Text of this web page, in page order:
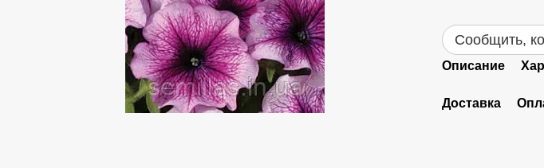
Сообщить,
Описание
Доставка